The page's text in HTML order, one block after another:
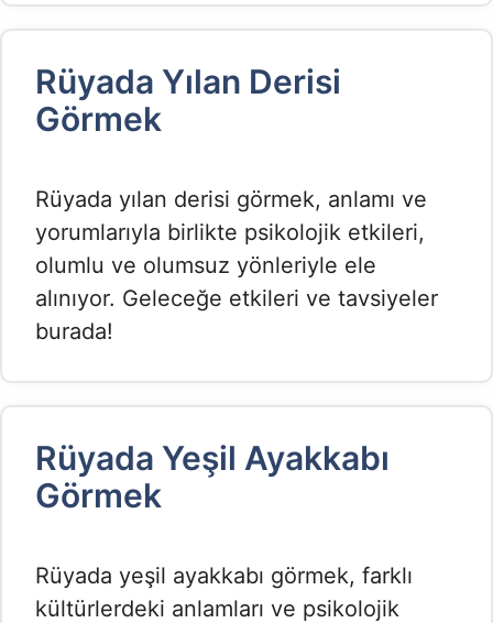
Rüyada Yılan Derisi
Görmek
Rüyada yılan derisi görmek, anlamı ve
yorumlarıyla birlikte psikolojik etkileri,
olumlu ve olumsuz yönleriyle ele
alınıyor. Geleceğe etkileri ve tavsiyeler
burada!
Rüyada Yeşil Ayakkabı
Görmek​
Rüyada yeşil ayakkabı görmek, farklı
kültürlerdeki anlamları ve psikolojik